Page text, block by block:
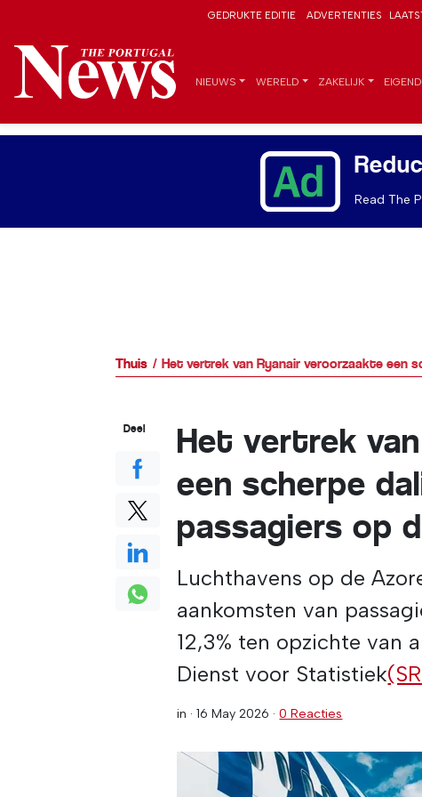
GEDRUKTE EDITIE ADVERTENTIES
NIEUWS WERELD ZAKELIJK
Read The
Thuis Het vertrek van Ryanair veroorzaakte een
Het vertrek
een scherpe
passagiers op
Luchthavens op de
aankomsten van
12,3% ten opzichte van
Dienst voor Statistiek
in ·16 May 2026 ·0 Reacties
Deel